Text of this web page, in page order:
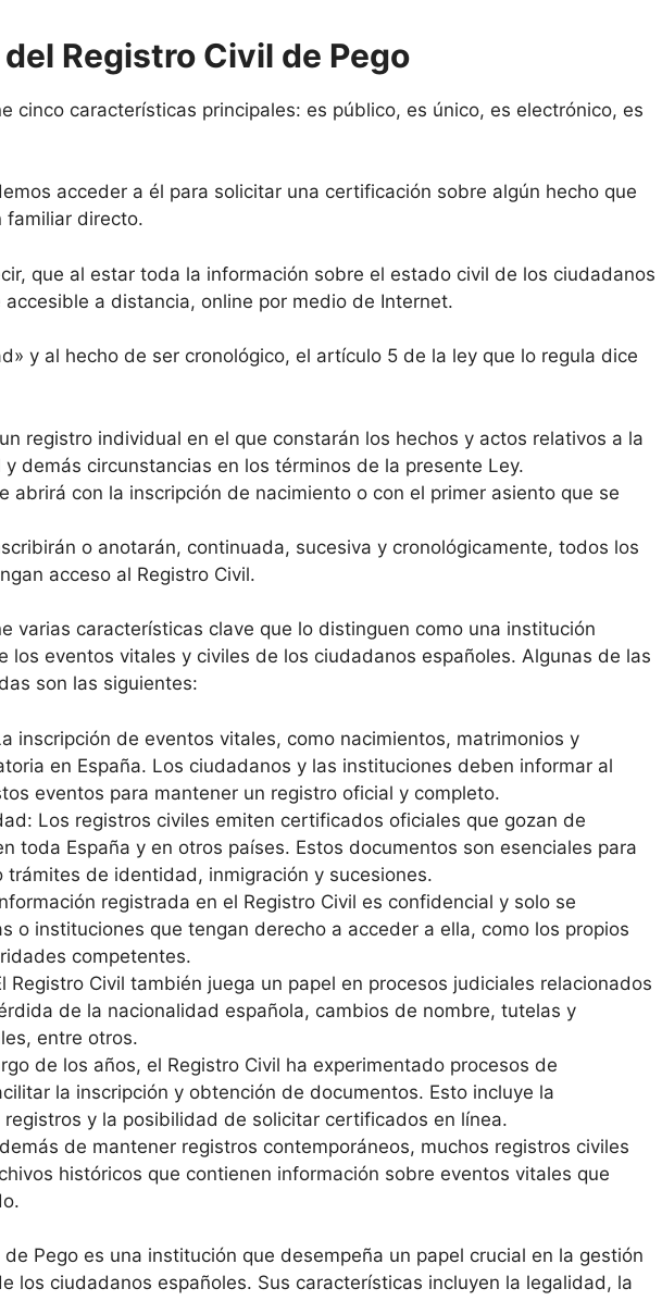
Registro Civil de Pego
cinco características principales: es público, es único, es electrónico, es
acceder a él para solicitar una certificación sobre algún hecho que
familiar directo.
que al estar toda la información sobre el estado civil de los ciudadanos
a distancia, online por medio de Internet.
y al hecho de ser cronológico, el artículo 5 de la ley que lo regula dice
registro individual en el que constarán los hechos y actos relativos a la
demás circunstancias en los términos de la presente Ley.
abrirá con la inscripción de nacimiento o con el primer asiento que se
o anotarán, continuada, sucesiva y cronológicamente, todos los
acceso al Registro Civil.
varias características clave que lo distinguen como una institución
los eventos vitales y civiles de los ciudadanos españoles. Algunas de las
son las siguientes:
inscripción de eventos vitales, como nacimientos, matrimonios y
en España. Los ciudadanos y las instituciones deben informar al
eventos para mantener un registro oficial y completo.
Los registros civiles emiten certificados oficiales que gozan de
toda España y en otros países. Estos documentos son esenciales para
trámites de identidad, inmigración y sucesiones.
registrada en el Registro Civil es confidencial y solo se
o instituciones que tengan derecho a acceder a ella, como los propios
competentes.
Registro Civil también juega un papel en procesos judiciales relacionados
de la nacionalidad española, cambios de nombre, tutelas y
entre otros.
de los años, el Registro Civil ha experimentado procesos de
la inscripción y obtención de documentos. Esto incluye la
y la posibilidad de solicitar certificados en línea.
de mantener registros contemporáneos, muchos registros civiles
históricos que contienen información sobre eventos vitales que
de Pego es una institución que desempeña un papel crucial en la gestión
los ciudadanos españoles. Sus características incluyen la legalidad, la